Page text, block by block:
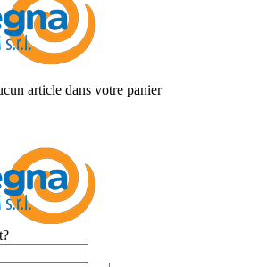
article dans votre panier